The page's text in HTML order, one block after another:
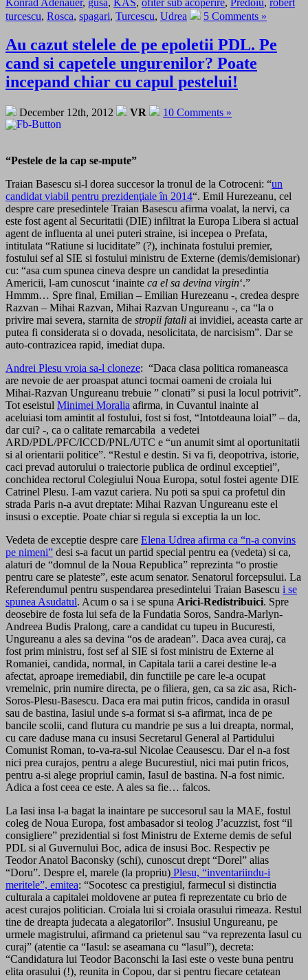
turcescu, Rosca, spagari, Turcescu, Udrea 5 Comments »
Au cazut stelele de pe epoletii PDL. Pe
cand si capetele ungurenilor? Poate
incepand chiar cu capul pestelui!
December 12th, 2012 VR 10 Comments »
“Pestele de la cap se-mpute”
Traian Basescu si-l dorea succesor la tronul de la Cotroceni: “un
candidat viabil pentru prezidenţiale în 2014“. Emil Hurezeanu, cel
despre care presedintele Traian Basescu afirma voalat, la nervi, ca
este fost agent al Securitatii (DIE) infiltrat la Europa Libera si actual
agent de influenta al unei puteri straine, isi incepea o Prefata,
intitulata “Ratiune si luciditate” (?), inchinata fostului premier,
fostului sef al SIE si fostului ministru de Externe (demis/demisionar)
cu: “asa cum spunea cineva despre un candidat la presedintia
Americii, l-am cunoscut ‘inainte ca el sa devina virgin‘.”
Hmmm… Spre final, Emilian – Emilian Hurezeanu -, credea despre
Razvan – Mihai Razvan, Mihai Razvan Ungureanu -, ca “la o
privire mai severa, starnita de stropii fatali ai invidiei, aceasta carte ar
putea fi considerata si o dovada, nesolicitata, de narcisism”. Dar se
auto-contrazicea rapid, imediat dupa.
Andrei Plesu vroia sa-l cloneze: “Daca clasa politica romaneasca
are nevoie de aer proaspat atunci tocmai oameni de croiala lui
Mihai-Razvan Ungureanu trebuie ” clonati” si pusi la locul potrivit”.
Tot eseistul Minimei Moralia afirma, in Cuvantul inainte al
aceluiasi tom amintit al fostului, fost si fost, “Intotdeauna loial” – da,
dar cui? -, ca o calitate remarcabila a vedetei
ARD/PDL/PFC/ICCD/PNL/UTC e “un anumit simt al oportunitatii
si al orientarii politice”. “Restul e destin. Si va fi, deopotriva, istorie,
caci prevad autorului o traiectorie publica de ordinul exceptiei”,
conchidea rectorul Colegiului Noua Europa, sotul fostei agente DIE
Catrinel Plesu. I-am vazut cariera. Nu poti sa spui ca profetul din
strada Paris n-a avut dreptate: Mihai Razvan Ungureanu este el
insusi o exceptie. Poate chiar si regula si exceptia la un loc.
Vedeta de exceptie despre care Elena Udrea afirma ca “n-a convins
pe nimeni” desi s-a facut un partid special pentru ea (vedeta) si ca,
alaturi de “domnul de la Noua Republica” reprezinta “o prostie
pentru care se plateste”, este acum senator. Senatorul forcepsului. La
Referendumul pentru suspendarea presedintelui Traian Basescu i se
spunea Asudatul. Acum o sa i se spuna Arici-Redistribuici. Spre
deosebire de fosta lui sefa de la Fundatia Soros, Sandra-Marlyn-
Andreea Budis Pralong, care a candidat cu tupeu in Bucuresti,
Ungureanu a ales sa devina “os de aradean”. Daca avea curaj, ca
fost prim ministru, fost sef al SIE si fost ministru de Externe al
Romaniei, candida, normal, in Capitala tarii a carei destine le-a
afectat, aproape iremediabil, din functiile pe care le-a ocupat
vremelnic, prin numire directa, pe o filiera, gen, ca sa zic asa, Rich-
Soros-Plesu-Basescu. Daca era mai putin fricos, candida in orasul
sau de bastina, Iasiul unde s-a format si s-a afirmat, inca de pe
bancile scolii, cand flutura cu mandrie pe sus a lui dreapta, normal,
cu care daduse mana cu insusi Secretarul General al Partidului
Comunist Roman, to-va-ra-sul Nicolae Ceausescu. Dar el n-a fost
nici prea curajos, pentru a alege Bucurestiul, nici mai putin fricos,
pentru a-si alege propriul camin, Iasul de bastina. N-a fost nimic.
Adica a fost ceea ce este. A ales sa fie… falcos.
La Iasi insa l-a bagat la inaintare pe succesorul sau la MAE, fostul
coleg de Noua Europa, fost ambasador si teolog J’acuzzist, fost “il
consigliere” prezidential si fost Ministru de Externe demis de seful
PDL si al Guvernului Boc, adica de insusi Boc. Respectiv pe
Teodor Anatol Baconsky (schi), cunoscut drept “Dorel” alias
“Doru”. Despre el, marele (la propriu) Plesu, “inventariindu-i
meritele”, emitea: “Socotesc ca prestigiul, farmecul si distinctia
culturala a capitalei moldovene ar putea fi reprezentate cu brio de
acest curajos politician. Croiala lui si croiala orasului rimeaza. Restul
tine de dreapta judecata a alegatorilor”. Insusiul Ungureanu, pe
urmele magistrului, afirmand ca prietenul sau “va reprezenta Iasul cu
curaj” (atentie ca “Iasul: se aseamana cu “lasul”), decreta:
“Candidatura lui Teodor Baconschi la Iasi este o veste buna pentru
elita orasului (!), reunita in Copou, dar si pentru fiecare cetatean